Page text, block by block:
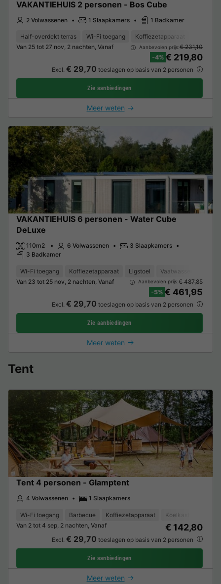
VAKANTIEHUIS 2 personen - Bos Cube
2 Volwassenen 1 Slaapkamers 1 Badkamer
Half-overdekt terras Wi-Fi toegang Koffiezetapparaat
Van 25 tot 27 nov, 2 nachten, Vanaf
Aanbevolen prijs:€ 231,10
-4% € 219,80
Excl. € 29,70 toeslagen op basis van 2 personen
Zie aanbiedingen
Meer weten
VAKANTIEHUIS 6 personen - Water Cube
DeLuxe
110m2 6 Volwassenen
3 Slaapkamers
3 Badkamer
Wi-Fi toegang Koffiezetapparaat Ligstoel Vaatwasser
Van 23 tot 25 nov, 2 nachten, Vanaf
Aanbevolen prijs:€ 487,85
-5% € 461,95
Excl. € 29,70 toeslagen op basis van 2 personen
Zie aanbiedingen
Meer weten
Tent
Tent 4 personen - Glamptent
4 Volwassenen 1 Slaapkamers
Wi-Fi toegang Barbecue Koffiezetapparaat Koelkast
Van 2 tot 4 sep, 2 nachten, Vanaf
€ 142,80
Excl. € 29,70 toeslagen op basis van 2 personen
Zie aanbiedingen
Meer weten